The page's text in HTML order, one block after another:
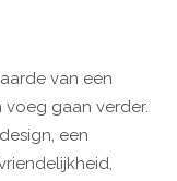
van een
voeg gaan verder.
een